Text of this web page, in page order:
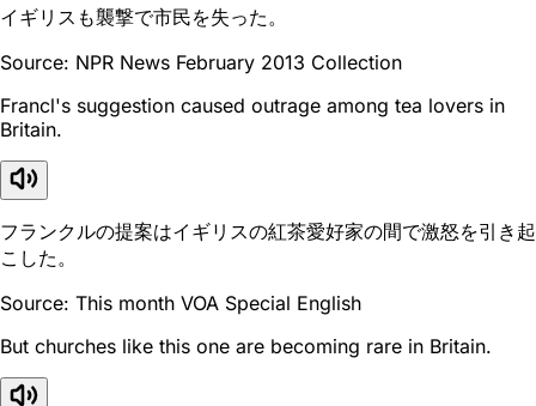
イギリスも襲撃で市民を失った。
Source: NPR News February 2013 Collection
Francl's suggestion caused outrage among tea lovers in
Britain.
フランクルの提案はイギリスの紅茶愛好家の間で激怒を引き起
こした。
Source: This month VOA Special English
But churches like this one are becoming rare in Britain.